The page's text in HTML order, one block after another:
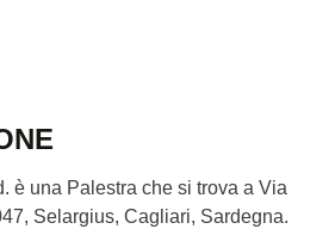
è una Palestra che si trova a Via
Selargius, Cagliari, Sardegna.